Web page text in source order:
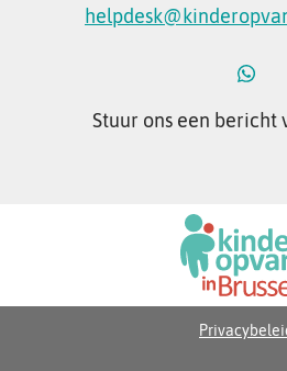
Stuur ons een bericht